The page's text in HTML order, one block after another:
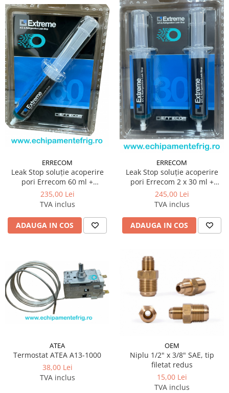
ERRECOM
Leak Stop soluție acoperire
pori Errecom 60 ml +
adaptoare
235,00 Lei
TVA inclus
ADAUGA IN COS
ERRECOM
Leak Stop soluție acoperire
pori Errecom 2 x 30 ml +
adaptoare
245,00 Lei
TVA inclus
ADAUGA IN COS
ATEA
Termostat ATEA A13-1000
38,00 Lei
TVA inclus
OEM
Niplu 1/2" x 3/8" SAE, tip
filetat redus
15,00 Lei
TVA inclus